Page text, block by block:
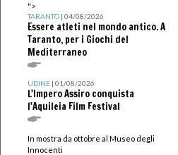
">
TARANTO| 04/08/2026
Essere atleti nel mondo antico. A
Taranto, per i Giochi del
Mediterraneo
UDINE| 01/08/2026
L'Impero Assiro conquista
l'Aquileia Film Festival
In mostra da ottobre al Museo degli
Innocenti